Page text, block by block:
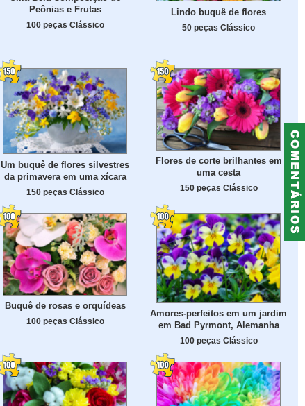
Peônias e Frutas
100 peças Clássico
Lindo buquê de flores
50 peças Clássico
Um buquê de flores silvestres
da primavera em uma xícara
150 peças Clássico
Flores de corte brilhantes em
uma cesta
150 peças Clássico
Buquê de rosas e orquídeas
100 peças Clássico
Amores-perfeitos em um jardim
em Bad Pyrmont, Alemanha
100 peças Clássico